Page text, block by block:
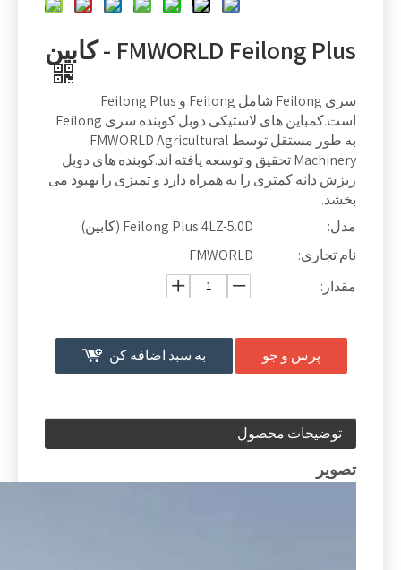
FMWORLD Feilong Plus - کابین
سری Feilong شامل Feilong و Feilong Plus
است.کمباین های لاستیکی دوبل کوبنده سری Feilong
به طور مستقل توسط FMWORLD Agricultural
Machinery تحقیق و توسعه یافته اند.کوبنده های دوبل
ریزش دانه کمتری را به همراه دارد و تمیزی را بهبود می
بخشد.
مدل:
Feilong Plus 4LZ-5.0D (کابین)
نام تجاری:
FMWORLD
مقدار:
پرس و جو به سبد اضافه کن
توضیحات محصول
تصویر